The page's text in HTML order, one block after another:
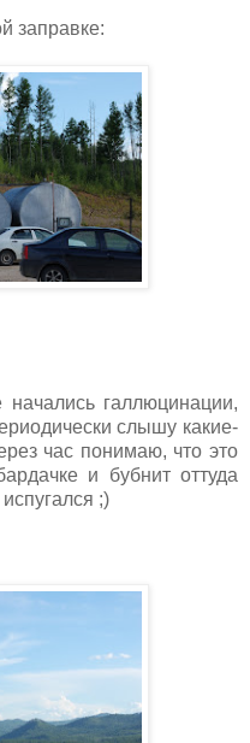
заправке:
галлюцинации,
слышу какие-
час понимаю, что это
и бубнит оттуда
;)